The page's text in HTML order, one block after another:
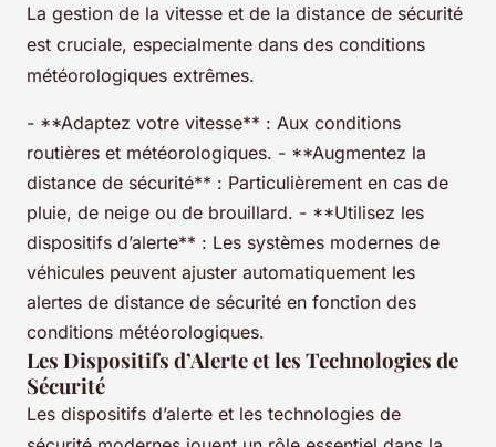
La gestion de la vitesse et de la distance de sécurité
est cruciale, especialmente dans des conditions
météorologiques extrêmes.
- **Adaptez votre vitesse** : Aux conditions
routières et météorologiques. - **Augmentez la
distance de sécurité** : Particulièrement en cas de
pluie, de neige ou de brouillard. - **Utilisez les
dispositifs d’alerte** : Les systèmes modernes de
véhicules peuvent ajuster automatiquement les
alertes de distance de sécurité en fonction des
conditions météorologiques.
Les Dispositifs d’Alerte et les Technologies de
Sécurité
Les dispositifs d’alerte et les technologies de